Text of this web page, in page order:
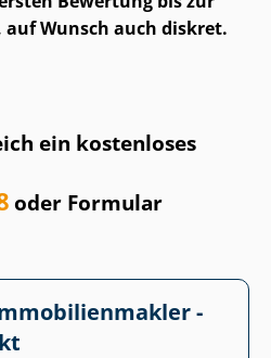
Wunsch auch diskret.
ein kostenloses
oder Formular
-